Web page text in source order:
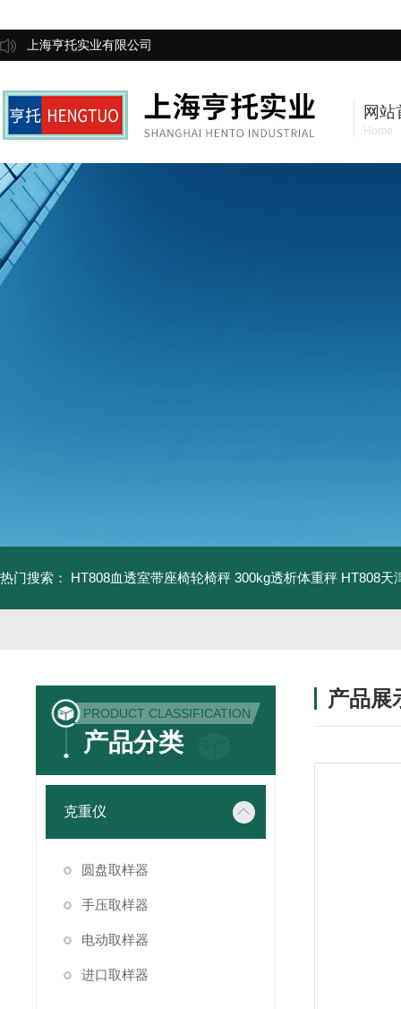
上海亨托实业有限公司
网站
Home
热门搜索： HT808血透室带座椅轮椅秤 300kg透析体重秤 HT808天
PRODUCT CLASSIFICATION
产品分类
克重仪
圆盘取样器
手压取样器
电动取样器
进口取样器
产品展